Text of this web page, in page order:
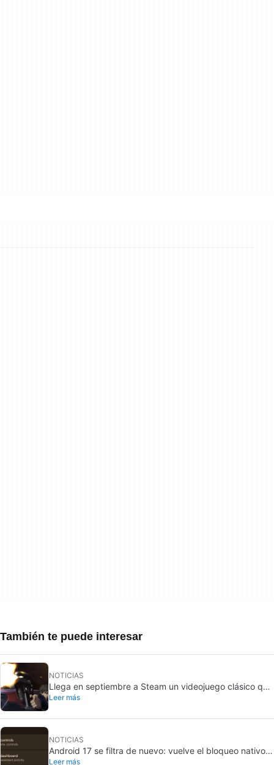
También te puede interesar
NOTICIAS
Llega en septiembre a Steam un videojuego clásico que
hasta ahora solo podías comprar en DVD
Leer más
NOTICIAS
Android 17 se filtra de nuevo: vuelve el bloqueo nativo
de apps
Leer más